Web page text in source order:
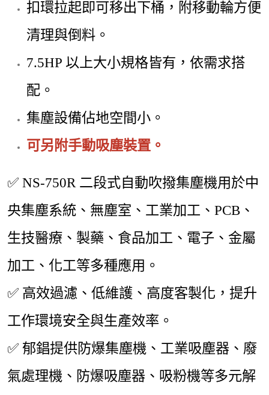
扣環拉起即可移出下桶，附移動輪方便
清理與倒料。
7.5HP 以上大小規格皆有，依需求搭
配。
集塵設備佔地空間小。
可另附手動吸塵裝置。
✅ NS-750R 二段式自動吹撥集塵機用於中
央集塵系統、無塵室、工業加工、PCB、
生技醫療、製藥、食品加工、電子、金屬
加工、化工等多種應用。
✅ 高效過濾、低維護、高度客製化，提升
工作環境安全與生產效率。
✅ 郁錩提供防爆集塵機、工業吸塵器、廢
氣處理機、防爆吸塵器、吸粉機等多元解